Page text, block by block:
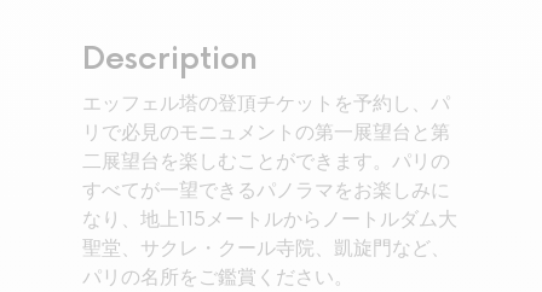
Description
エッフェル塔の登頂チケットを予約し、パ
リで必見のモニュメントの第一展望台と第
二展望台を楽しむことができます。パリの
すべてが一望できるパノラマをお楽しみに
なり、地上115メートルからノートルダム大
聖堂、サクレ・クール寺院、凱旋門など、
パリの名所をご鑑賞ください。